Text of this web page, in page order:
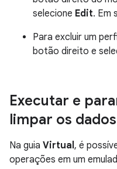
selecione Edit. Em
Para excluir um
botão direito e
Executar e
limpar os dados
Na guia Virtual , é
operações em um